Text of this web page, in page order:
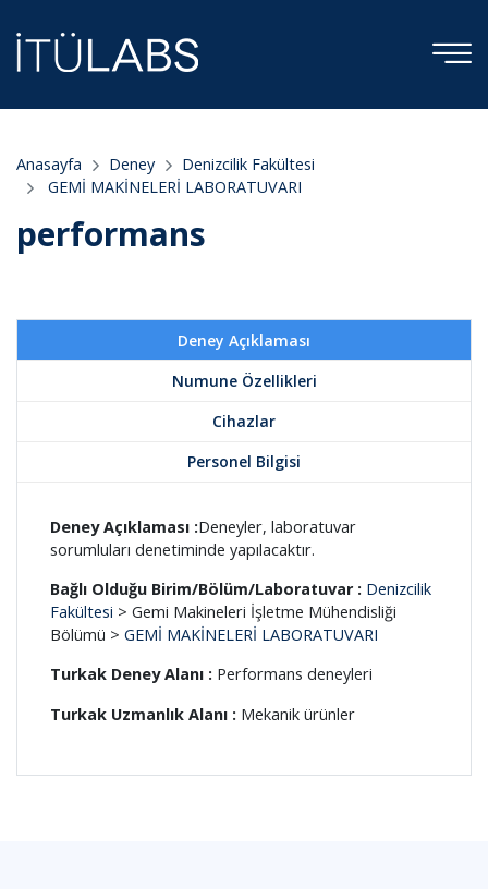
Anasayfa Deney
Denizcilik Fakültesi
GEMİ MAKİNELERİ LABORATUVARI
performans
Deney Açıklaması
Numune Özellikleri
Cihazlar
Personel Bilgisi
Deney Açıklaması :Deneyler, laboratuvar
sorumluları denetiminde yapılacaktır.
Bağlı Olduğu Birim/Bölüm/Laboratuvar : Denizcilik
Fakültesi > Gemi Makineleri İşletme Mühendisliği
Bölümü > GEMİ MAKİNELERİ LABORATUVARI
Turkak Deney Alanı : Performans deneyleri
Turkak Uzmanlık Alanı : Mekanik ürünler